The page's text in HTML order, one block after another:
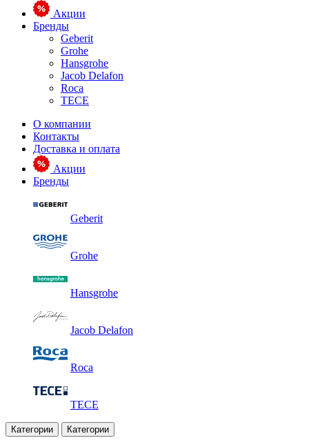
Акции
Бренды
Geberit
Grohe
Hansgrohe
Jacob Delafon
Roca
TECE
О компании
Контакты
Доставка и оплата
Акции
Бренды
Geberit
Grohe
Hansgrohe
Jacob Delafon
Roca
TECE
Категории Категории